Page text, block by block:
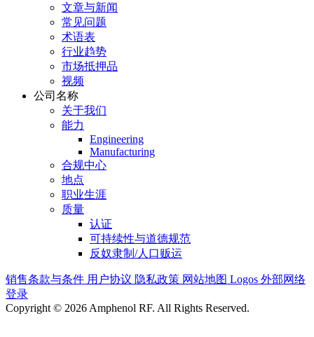
文章与新闻
常见问题
术语表
行业趋势
市场抵押品
视频
公司名称
关于我们
能力
Engineering
Manufacturing
合规中心
地点
职业生涯
质量
认证
可持续性与道德规范
反奴隶制/人口贩运
销售条款与条件 用户协议 隐私政策 网站地图 Logos 外部网络
登录
Copyright © 2026 Amphenol RF. All Rights Reserved.